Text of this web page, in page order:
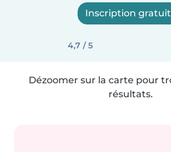
Inscription
4,7 / 5
Dézoomer sur la carte pour
résultats.